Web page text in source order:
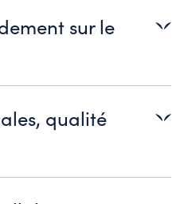
sur le
personnellement
du marché.
qualité